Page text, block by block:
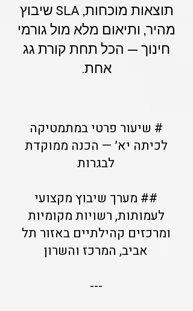
תוצאות מוכחות, SLA שיבוץ
מהיר, ותיאום מלא מול גורמי
חינוך — הכל תחת קורת גג
אחת.
# שיעור פרטי במתמטיקה
לכיתה יא׳ — הכנה ממוקדת
לבגרות
## מערך שיבוץ מקצועי
לעמותות, רשויות מקומיות
ומרכזים קהילתיים באזור תל
אביב, המרכז והשרון
---